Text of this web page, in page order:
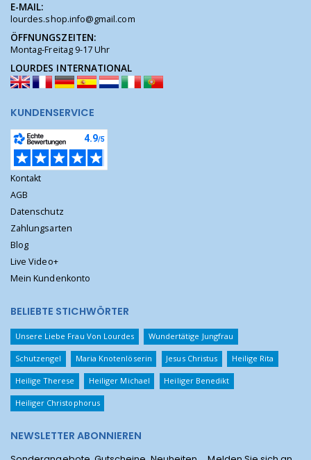
E-MAIL:
lourdes.shop.info@gmail.com
ÖFFNUNGSZEITEN:
Montag-Freitag 9-17 Uhr
LOURDES INTERNATIONAL
KUNDENSERVICE
Kontakt
AGB
Datenschutz
Zahlungsarten
Blog
Live Video+
Mein Kundenkonto
BELIEBTE STICHWÖRTER
Unsere Liebe Frau Von Lourdes Wundertätige Jungfrau
Schutzengel Maria Knotenlöserin Jesus Christus Heilige Rita
Heilige Therese Heiliger Michael Heiliger Benedikt
Heiliger Christophorus
NEWSLETTER ABONNIEREN